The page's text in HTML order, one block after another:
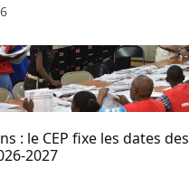
: le CEP fixe les dates des
2027